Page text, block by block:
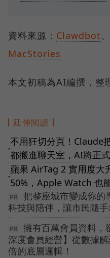
資料來源： Clawdbot、
MacStories
本文初稿為AI編撰，整
延伸閱讀
●
不用狂切分頁！Claude
都搬進聊天室，AI將正
●
蘋果 AirTag 2 實用度大
50%，Apple Watch 也
把整座城市變成你的
科技與陪伴，讓市民隨
擁有百萬會員資料，
深度會員經營】從數據
倍的底層邏輯！